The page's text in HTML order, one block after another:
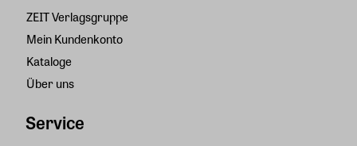
ZEIT Verlagsgruppe
Mein Kundenkonto
Kataloge
Über uns
Service